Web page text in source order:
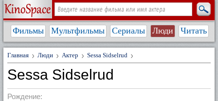
Фильмы Мультфильмы Сериалы Люди Читать
Главная Люди Актер Sessa Sidselrud
Sessa Sidselrud
Рождение: